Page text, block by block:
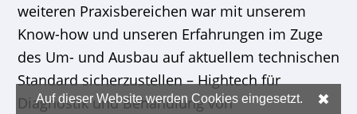
weiteren Praxisbereichen war mit unserem
Know-how und unseren Erfahrungen im Zuge
des Um- und Ausbau auf aktuellem technischen
Standard sicherzustellen – Hightech für
Diagnostik und Behandlung von
Auf dieser Website werden Cookies eingesetzt. ✖